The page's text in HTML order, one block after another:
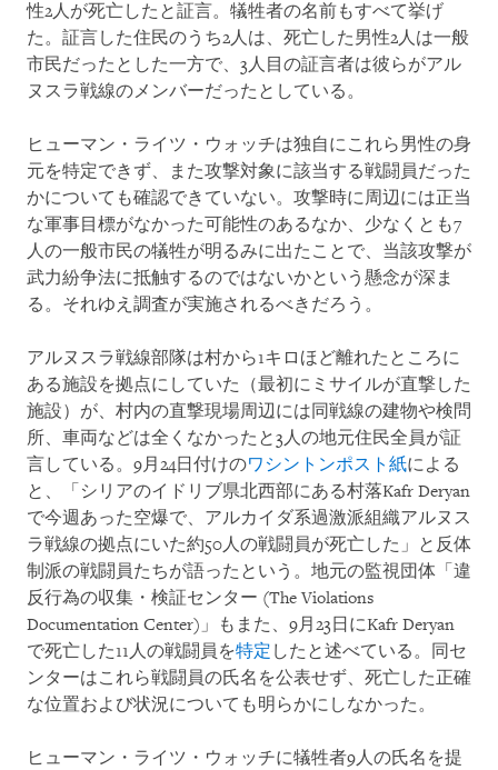
性2人が死亡したと証言。犠牲者の名前もすべて挙げ
た。証言した住民のうち2人は、死亡した男性2人は一般
市民だったとした一方で、3人目の証言者は彼らがアル
ヌスラ戦線のメンバーだったとしている。
ヒューマン・ライツ・ウォッチは独自にこれら男性の身
元を特定できず、また攻撃対象に該当する戦闘員だった
かについても確認できていない。攻撃時に周辺には正当
な軍事目標がなかった可能性のあるなか、少なくとも7
人の一般市民の犠牲が明るみに出たことで、当該攻撃が
武力紛争法に抵触するのではないかという懸念が深ま
る。それゆえ調査が実施されるべきだろう。
アルヌスラ戦線部隊は村から1キロほど離れたところに
ある施設を拠点にしていた（最初にミサイルが直撃した
施設）が、村内の直撃現場周辺には同戦線の建物や検問
所、車両などは全くなかったと3人の地元住民全員が証
言している。9月24日付けのワシントンポスト紙による
と、「シリアのイドリブ県北西部にある村落Kafr Deryan
で今週あった空爆で、アルカイダ系過激派組織アルヌス
ラ戦線の拠点にいた約50人の戦闘員が死亡した」と反体
制派の戦闘員たちが語ったという。地元の監視団体「違
反行為の収集・検証センター (The Violations
Documentation Center)」もまた、9月23日にKafr Deryan
で死亡した11人の戦闘員を特定 したと述べている。同セ
ンターはこれら戦闘員の氏名を公表せず、死亡した正確
な位置および状況についても明らかにしなかった。
ヒューマン・ライツ・ウォッチに犠牲者9人の氏名を提